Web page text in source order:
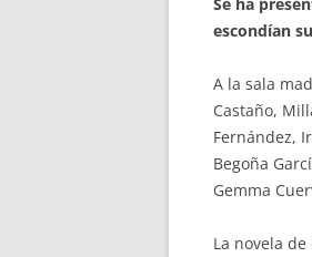
escondían
A la sala
Castaño,
Fernández,
Begoña
Gemma
La novela